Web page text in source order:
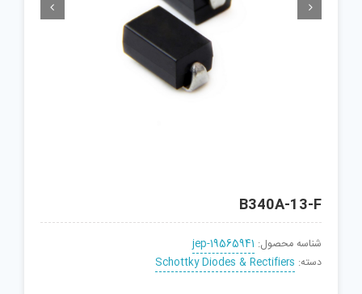
 
B340A-13-F
شناسه محصول: jep-19565941
دسته: Schottky Diodes & Rectifiers